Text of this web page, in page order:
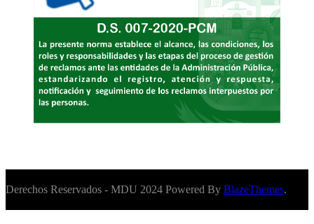
Derechos Reservados - MDU 2024 Powered By BlazeThemes.